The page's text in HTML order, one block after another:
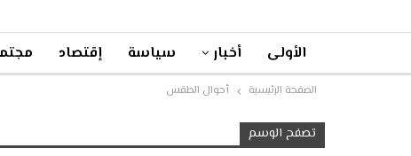
الأولى أخبار سياسة إقتصاد
الصفحة الرئيسية أحوال الطقس
تصفح الوسم